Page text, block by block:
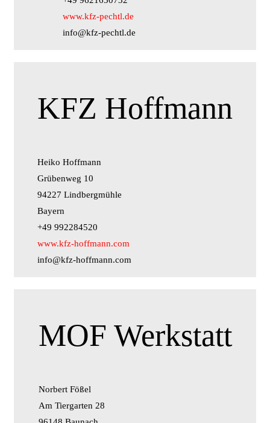
www.kfz-pechtl.de
info@kfz-pechtl.de
KFZ Hoffmann
Heiko Hoffmann
Grübenweg 10
94227 Lindbergmühle
Bayern
+49 992284520
www.kfz-hoffmann.com
info@kfz-hoffmann.com
MOF Werkstatt
Norbert Fößel
Am Tiergarten 28